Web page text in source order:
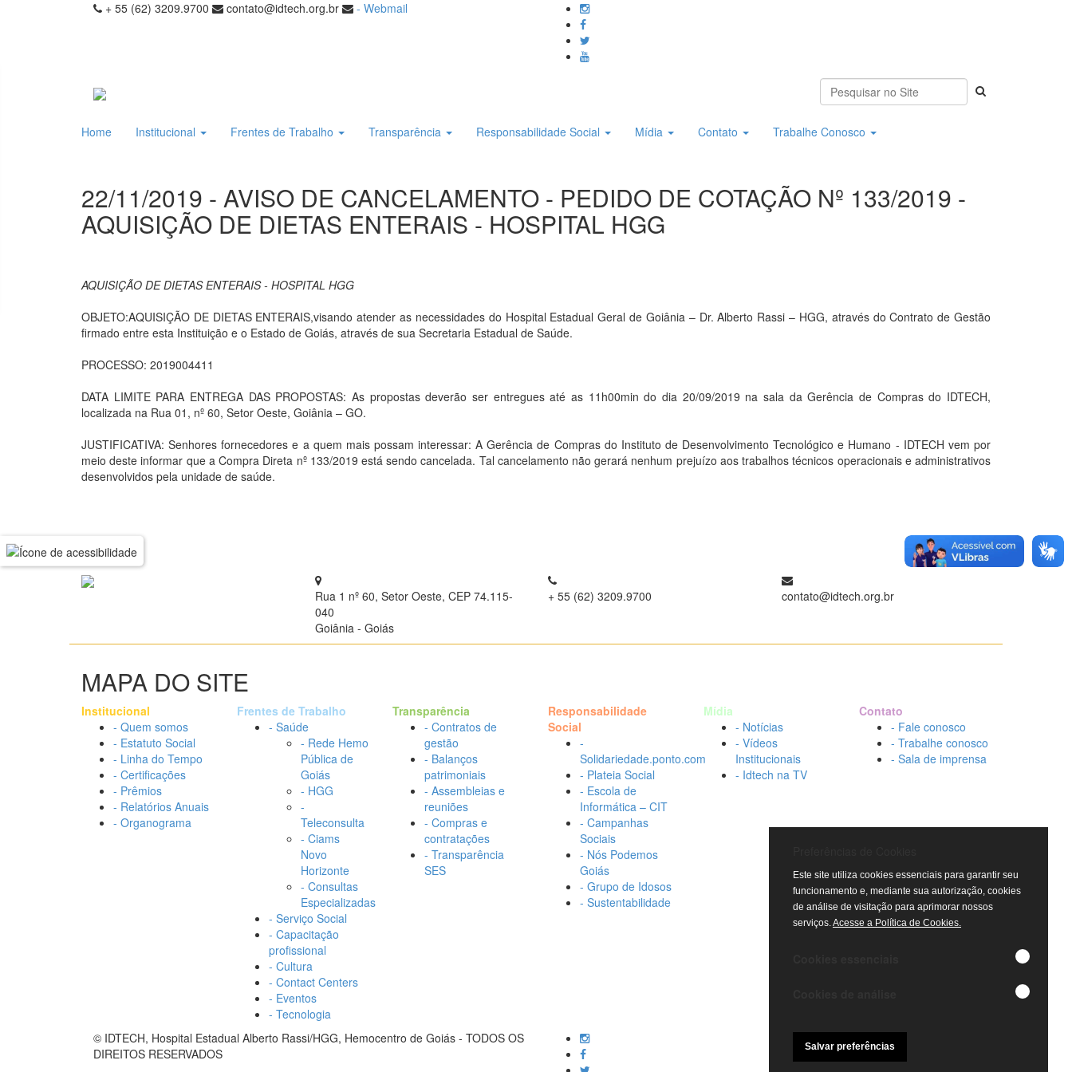
+ 55 (62) 3209.9700 contato@idtech.org.br - Webmail
Home Institucional Frentes de Trabalho Transparência Responsabilidade Social Mídia Contato Trabalhe Conosco
22/11/2019 - AVISO DE CANCELAMENTO - PEDIDO DE COTAÇÃO Nº 133/2019 -
AQUISIÇÃO DE DIETAS ENTERAIS - HOSPITAL HGG
AQUISIÇÃO DE DIETAS ENTERAIS - HOSPITAL HGG
OBJETO:AQUISIÇÃO DE DIETAS ENTERAIS,visando atender as necessidades do Hospital Estadual Geral de Goiânia – Dr. Alberto Rassi – HGG, através do Contrato de Gestão
firmado entre esta Instituição e o Estado de Goiás, através de sua Secretaria Estadual de Saúde.
PROCESSO: 2019004411
DATA LIMITE PARA ENTREGA DAS PROPOSTAS: As propostas deverão ser entregues até as 11h00min do dia 20/09/2019 na sala da Gerência de Compras do IDTECH,
localizada na Rua 01, nº 60, Setor Oeste, Goiânia – GO.
JUSTIFICATIVA: Senhores fornecedores e a quem mais possam interessar: A Gerência de Compras do Instituto de Desenvolvimento Tecnológico e Humano - IDTECH vem por
meio deste informar que a Compra Direta nº 133/2019 está sendo cancelada. Tal cancelamento não gerará nenhum prejuízo aos trabalhos técnicos operacionais e administrativos
desenvolvidos pela unidade de saúde.
Rua 1 nº 60, Setor Oeste, CEP 74.115-
040
Goiânia - Goiás
+ 55 (62) 3209.9700 contato@idtech.org.br
MAPA DO SITE
Institucional
- Quem somos
- Estatuto Social
- Linha do Tempo
- Certificações
- Prêmios
- Relatórios Anuais
- Organograma
Frentes de Trabalho
- Saúde
- Rede Hemo
Pública de
Goiás
- HGG
-
Teleconsulta
- Ciams
Novo
Horizonte
- Consultas
Especializadas
- Serviço Social
- Capacitação
profissional
- Cultura
- Contact Centers
- Eventos
- Tecnologia
Transparência
- Contratos de
gestão
- Balanços
patrimoniais
- Assembleias e
reuniões
- Compras e
contratações
- Transparência
SES
Responsabilidade
Social
-
Solidariedade.ponto.com
- Plateia Social
- Escola de
Informática – CIT
- Campanhas
Sociais
- Nós Podemos
Goiás
- Grupo de Idosos
- Sustentabilidade
Mídia
- Notícias
- Vídeos
Institucionais
- Idtech na TV
Contato
- Fale conosco
- Trabalhe conosco
- Sala de imprensa
© IDTECH, Hospital Estadual Alberto Rassi/HGG, Hemocentro de Goiás - TODOS OS
DIREITOS RESERVADOS
Este site utiliza cookies essenciais para garantir seu
funcionamento e, mediante sua autorização, cookies
de análise de visitação para aprimorar nossos
serviços.Acesse a Política de Cookies.
Salvar preferências